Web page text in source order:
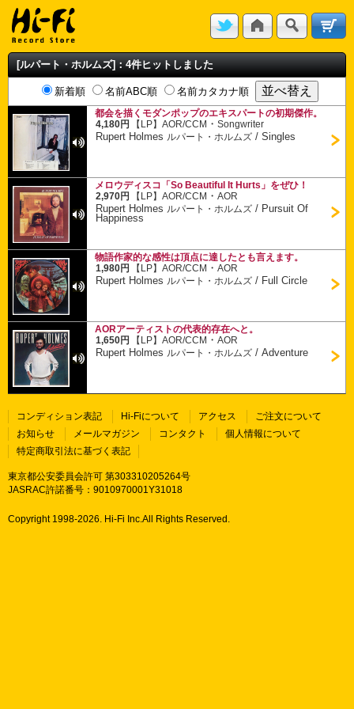
[ルパート・ホルムズ]：4件ヒットしました
新着順 名前ABC順 名前カタカナ順
都会を描くモダンポップのエキスパートの初期傑作。
4,180円
【LP】AOR/CCM ・Songwriter
Rupert Holmes ルパート・ホルムズ /Singles
メロウディスコ「So Beautiful It Hurts」をぜひ！
2,970円
【LP】AOR/CCM ・AOR
Rupert Holmes ルパート・ホルムズ / Pursuit Of
Happiness
物語作家的な感性は頂点に達したとも言えます。
1,980円
【LP】AOR/CCM ・AOR
Rupert Holmes ルパート・ホルムズ / Full Circle
AORアーティストの代表的存在へと。
1,650円
【LP】AOR/CCM ・AOR
Rupert Holmes ルパート・ホルムズ /Adventure
コンディション表記 Hi-Fiについて アクセス
ご注文について
お知らせ
メールマガジン コンタクト
個人情報について
特定商取引法に基づく表記
東京都公安委員会許可 第303310205264号
JASRAC許諾番号：9010970001Y31018
Copyright 1998-2026. Hi-Fi Inc.All Rights Reserved.